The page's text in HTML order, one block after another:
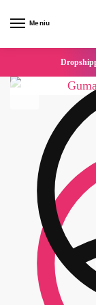
Meniu